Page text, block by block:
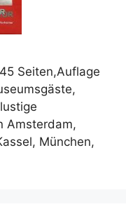
Seiten,Auflage
Amsterdam,
München,